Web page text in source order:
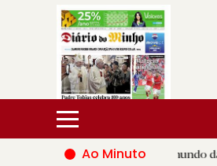
Ao Minuto
e à inovação do mundo da moda |